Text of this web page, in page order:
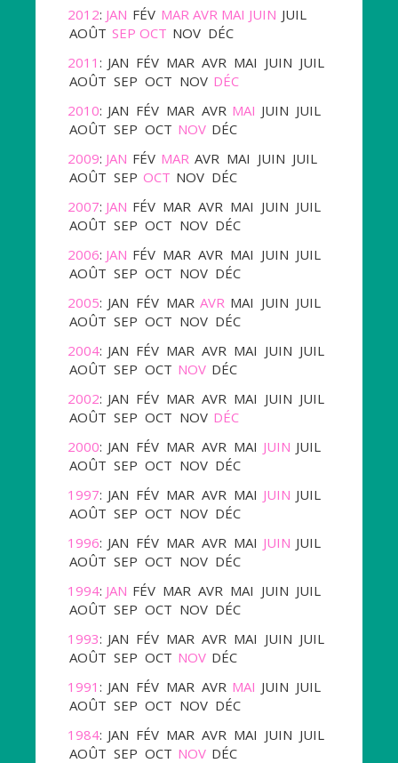
2012: JAN FÉV MAR AVR MAI JUIN JUIL
AOÛT SEP OCT NOV DÉC
2011 : JAN FÉV MAR AVR MAI JUIN JUIL
AOÛT SEP OCT NOV DÉC
2010: JAN FÉV MAR AVR MAI JUIN JUIL
AOÛT SEP OCT NOV DÉC
2009: JAN FÉV MAR AVR MAI JUIN JUIL
AOÛT SEP OCT NOV DÉC
2007: JAN FÉV MAR AVR MAI JUIN JUIL
AOÛT SEP OCT NOV DÉC
2006: JAN FÉV MAR AVR MAI JUIN JUIL
AOÛT SEP OCT NOV DÉC
2005: JAN FÉV MAR AVR MAI JUIN JUIL
AOÛT SEP OCT NOV DÉC
2004: JAN FÉV MAR AVR MAI JUIN JUIL
AOÛT SEP OCT NOV DÉC
2002: JAN FÉV MAR AVR MAI JUIN JUIL
AOÛT SEP OCT NOV DÉC
2000: JAN FÉV MAR AVR MAI JUIN JUIL
AOÛT SEP OCT NOV DÉC
1997: JAN FÉV MAR AVR MAI JUIN JUIL
AOÛT SEP OCT NOV DÉC
1996: JAN FÉV MAR AVR MAI JUIN JUIL
AOÛT SEP OCT NOV DÉC
1994: JAN FÉV MAR AVR MAI JUIN JUIL
AOÛT SEP OCT NOV DÉC
1993: JAN FÉV MAR AVR MAI JUIN JUIL
AOÛT SEP OCT NOV DÉC
1991 : JAN FÉV MAR AVR MAI JUIN JUIL
AOÛT SEP OCT NOV DÉC
1984: JAN FÉV MAR AVR MAI JUIN JUIL
AOÛT SEP OCT NOV DÉC